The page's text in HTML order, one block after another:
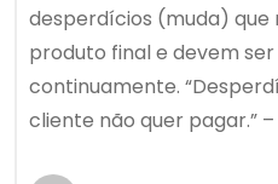
desperdícios (muda) que
produto final e devem
continuamente.
cliente não quer pagar.”